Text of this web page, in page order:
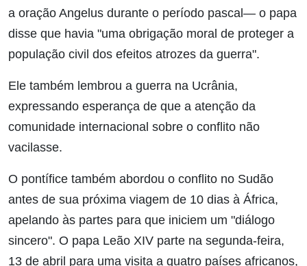
a oração Angelus durante o período pascal— o papa
disse que havia "uma obrigação moral de proteger a
população civil dos efeitos atrozes da guerra".
Ele também lembrou a guerra na Ucrânia,
expressando esperança de que a atenção da
comunidade internacional sobre o conflito não
vacilasse.
O pontífice também abordou o conflito no Sudão
antes de sua próxima viagem de 10 dias à África,
apelando às partes para que iniciem um "diálogo
sincero". O papa Leão XIV parte na segunda-feira,
13 de abril para uma visita a quatro países africanos,